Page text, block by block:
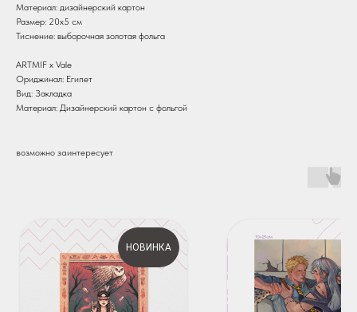
Материал: дизайнерский картон
Размер: 20х5 см
Тиснение: выборочная золотая фольга
ARTMIF х Vale
Ориджинал: Египет
Вид: Закладка
Материал: Дизайнерский картон с фольгой
возможно заинтересует
НОВИНКА